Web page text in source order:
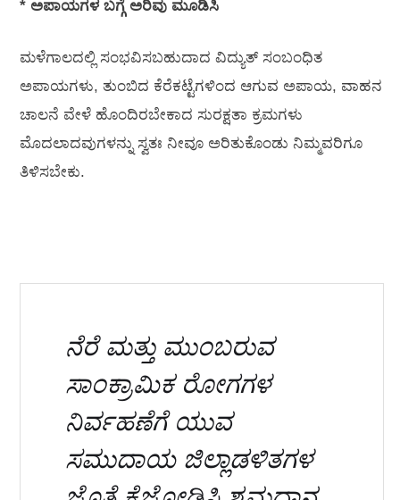
* ಅಪಾಯಗಳ ಬಗ್ಗೆ ಅರಿವು ಮೂಡಿಸಿ
ಮಳೆಗಾಲದಲ್ಲಿ ಸಂಭವಿಸಬಹುದಾದ ವಿದ್ಯುತ್ ಸಂಬಂಧಿತ
ಅಪಾಯಗಳು, ತುಂಬಿದ ಕೆರೆಕಟ್ಟೆಗಳಿಂದ ಆಗುವ ಅಪಾಯ, ವಾಹನ
ಚಾಲನೆ ವೇಳೆ ಹೊಂದಿರಬೇಕಾದ ಸುರಕ್ಷತಾ ಕ್ರಮಗಳು
ಮೊದಲಾದವುಗಳನ್ನು ಸ್ವತಃ ನೀವೂ ಅರಿತುಕೊಂಡು ನಿಮ್ಮವರಿಗೂ
ತಿಳಿಸಬೇಕು.
ನೆರೆ ಮತ್ತು ಮುಂಬರುವ
ಸಾಂಕ್ರಾಮಿಕ ರೋಗಗಳ
ನಿರ್ವಹಣೆಗೆ ಯುವ
ಸಮುದಾಯ ಜಿಲ್ಲಾಡಳಿತಗಳ